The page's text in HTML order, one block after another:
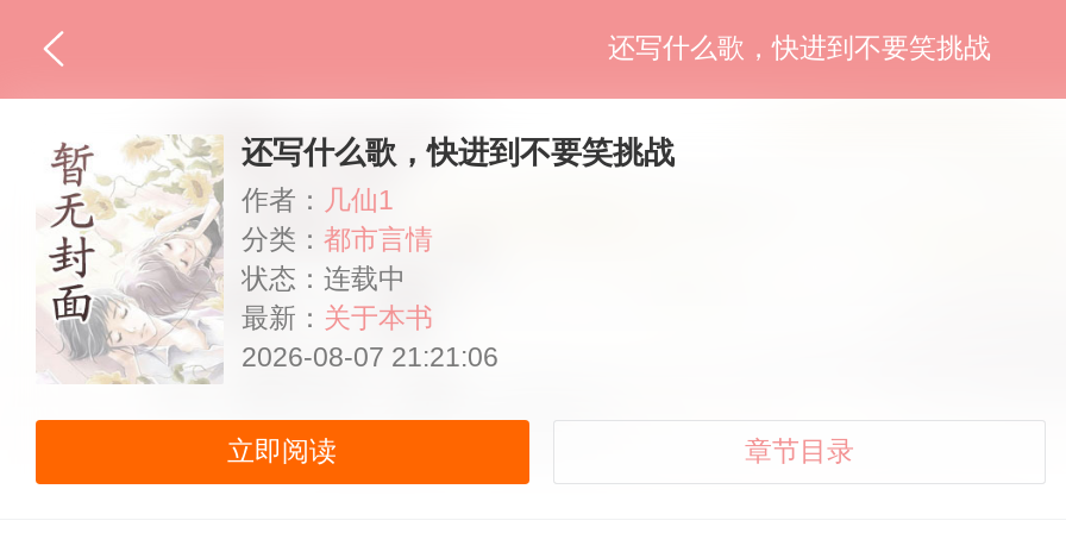
还写什么歌，快进到不要笑挑战
还写什么歌，快进到不要笑挑战
作者： 几仙1
分类： 都市言情
状态：连载中
最新： 关于本书
2026-08-07 21:21:06
立即阅读 章节目录